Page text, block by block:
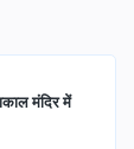
मंदिर में